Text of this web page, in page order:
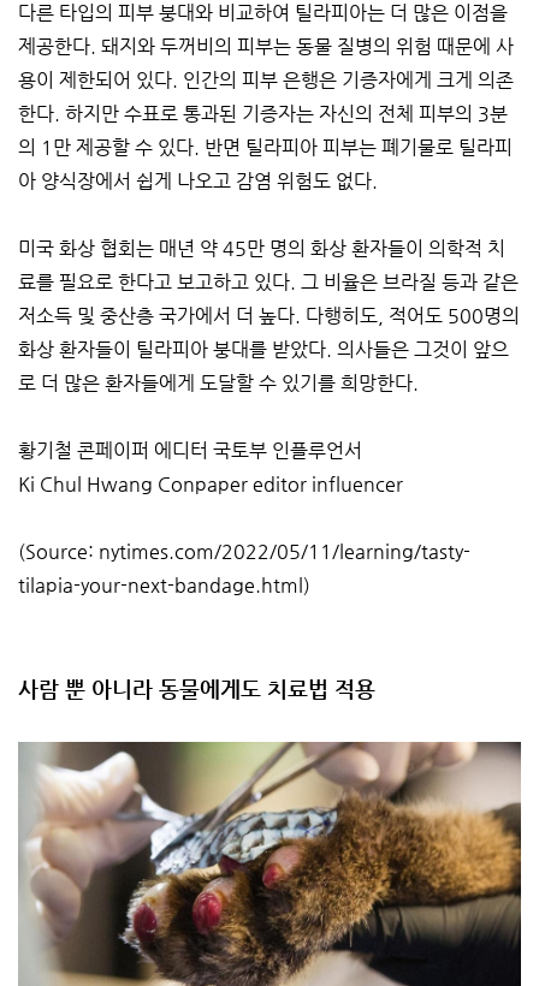
다른 타입의 피부 붕대와 비교하여 틸라피아는 더 많은 이점을
제공한다. 돼지와 두꺼비의 피부는 동물 질병의 위험 때문에 사
용이 제한되어 있다. 인간의 피부 은행은 기증자에게 크게 의존
한다. 하지만 수표로 통과된 기증자는 자신의 전체 피부의 3분
의 1만 제공할 수 있다. 반면 틸라피아 피부는 폐기물로 틸라피
아 양식장에서 쉽게 나오고 감염 위험도 없다.
미국 화상 협회는 매년 약 45만 명의 화상 환자들이 의학적 치
료를 필요로 한다고 보고하고 있다. 그 비율은 브라질 등과 같은
저소득 및 중산층 국가에서 더 높다. 다행히도, 적어도 500명의
화상 환자들이 틸라피아 붕대를 받았다. 의사들은 그것이 앞으
로 더 많은 환자들에게 도달할 수 있기를 희망한다.
황기철 콘페이퍼 에디터 국토부 인플루언서
Ki Chul Hwang Conpaper editor influencer
(Source: nytimes.com/2022/05/11/learning/tasty-
tilapia-your-next-bandage.html)
사람 뿐 아니라 동물에게도 치료법 적용